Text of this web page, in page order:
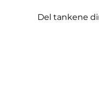
samtvirke
Hyla Active• REPAIR:
Del tankene